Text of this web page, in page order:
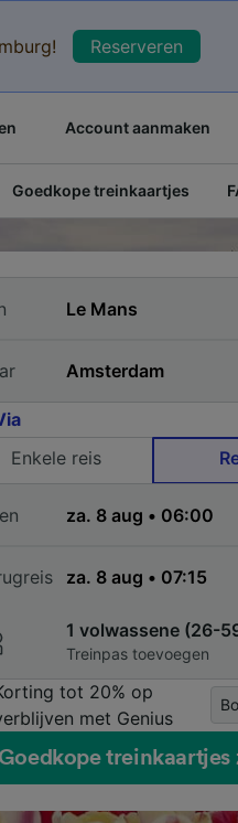
Reserveren
Account aanmaken
Goedkope treinkaartjes
Enkele reis
1 volwassene (26-
Treinpas toevoegen
tot 20% op
met Genius
Goedkope treinkaartjes